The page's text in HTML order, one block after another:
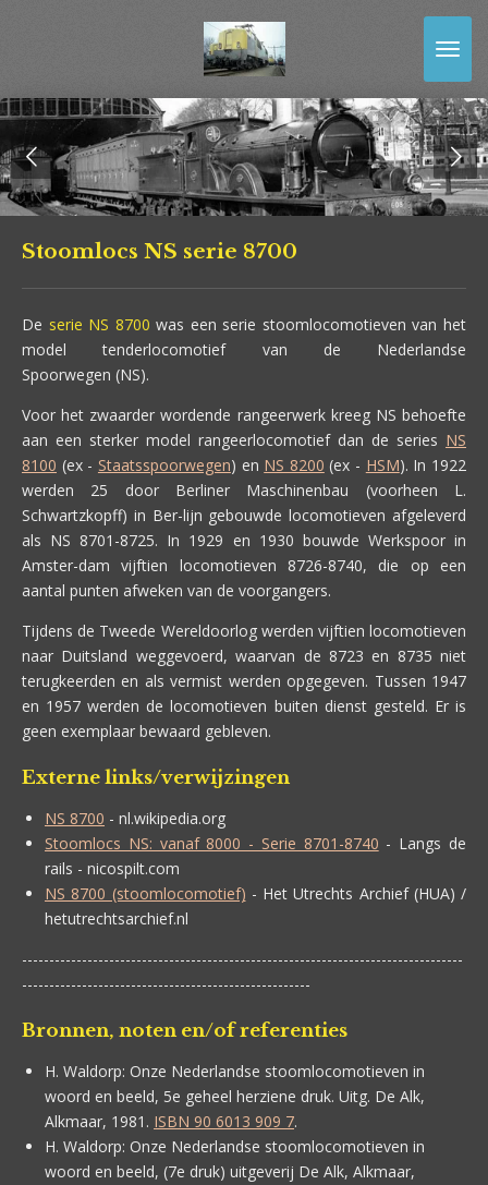
de
hoofdinhoud
Stoomlocs NS serie 8700
De serie NS 8700 was een serie stoomlocomotieven van het
model tenderlocomotief van de Nederlandse
Spoorwegen (NS).
Voor het zwaarder wordende rangeerwerk kreeg NS behoefte
aan een sterker model rangeerlocomotief dan de series NS
8100 (ex - Staatsspoorwegen) en NS 8200 (ex - HSM). In 1922
werden 25 door Berliner Maschinenbau (voorheen L.
Schwartzkopff) in Ber-lijn gebouwde locomotieven afgeleverd
als NS 8701-8725. In 1929 en 1930 bouwde Werkspoor in
Amster-dam vijftien locomotieven 8726-8740, die op een
aantal punten afweken van de voorgangers.
Tijdens de Tweede Wereldoorlog werden vijftien locomotieven
naar Duitsland weggevoerd, waarvan de 8723 en 8735 niet
terugkeerden en als vermist werden opgegeven. Tussen 1947
en 1957 werden de locomotieven buiten dienst gesteld. Er is
geen exemplaar bewaard gebleven.
Externe links/verwijzingen
NS 8700 - nl.wikipedia.org
Stoomlocs NS: vanaf 8000 - Serie 8701-8740 - Langs de
rails - nicospilt.com
NS 8700 (stoomlocomotief) - Het Utrechts Archief (HUA) /
hetutrechtsarchief.nl
---------------------------------------------------------------------------------
-----------------------------------------------------
Bronnen, noten en/of referenties
H. Waldorp: Onze Nederlandse stoomlocomotieven in
woord en beeld, 5e geheel herziene druk. Uitg. De Alk,
Alkmaar, 1981. ISBN 90 6013 909 7.
H. Waldorp: Onze Nederlandse stoomlocomotieven in
woord en beeld, (7e druk) uitgeverij De Alk, Alkmaar,